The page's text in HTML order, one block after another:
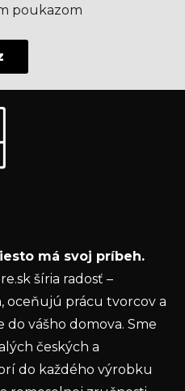
poukazom
budeme zasielať informácie
e-shope.
má svoj príbeh.
šíria radosť –
oceňujú prácu tvorcov a
do vášho domova. Sme
českých a
do každého výrobku